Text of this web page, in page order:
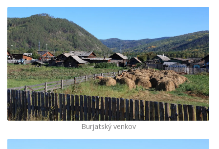
Burjatský venkov